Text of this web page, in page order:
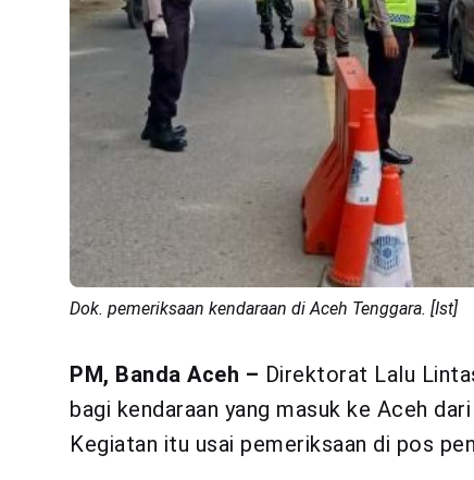
Dok. pemeriksaan kendaraan di Aceh Tenggara. [Ist]
PM, Banda Aceh – Direktorat Lalu
bagi kendaraan yang masuk ke Aceh
Kegiatan itu usai pemeriksaan di pos